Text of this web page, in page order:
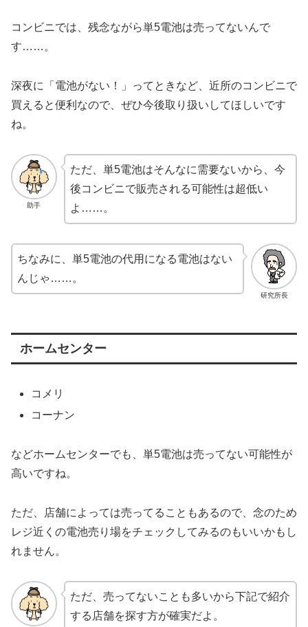
コンビニでは、残念ながら単5電池は売ってないんで
す……。
深夜に「電池がない！」ってときなど、近所のコンビニで
買えると便利なので、ぜひ今後取り扱いしてほしいです
ね。
助手
ただ、単5電池はそんなに需要ないから、今
後コンビニで販売される可能性は超低い
よ……。
研究所長
ちなみに、単5電池の代用になる電池はない
んじゃ……。
ホームセンター
コメリ
コーナン
などホームセンターでも、単5電池は売ってない可能性が
高いですね。
ただ、店舗によっては売ってることもあるので、念のため
レジ近くの電池売り場をチェックしてみるのもいいかもし
れません。
ただ、売ってないことも多いから下記で紹介
する店舗を探す方が確実だよ。